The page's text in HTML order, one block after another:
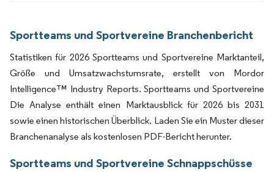
Sportteams und Sportvereine Branchenbericht
Statistiken für 2026 Sportteams und Sportvereine Marktanteil,
Größe und Umsatzwachstumsrate, erstellt von Mordor
Intelligence™ Industry Reports. Sportteams und Sportvereine
Die Analyse enthält einen Marktausblick für 2026 bis 2031
sowie einen historischen Überblick. Laden Sie ein Muster dieser
Branchenanalyse als kostenlosen PDF-Bericht herunter.
Sportteams und Sportvereine Schnappschüsse